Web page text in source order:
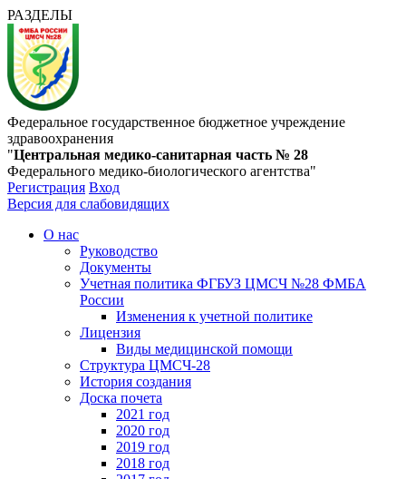
РАЗДЕЛЫ
Федеральное государственное бюджетное учреждение
здравоохранения
"Центральная медико-санитарная часть № 28
Федерального медико-биологического агентства"
Регистрация Вход
Версия для слабовидящих
О нас
Руководство
Документы
Учетная политика ФГБУЗ ЦМСЧ №28 ФМБА
России
Изменения к учетной политике
Лицензия
Виды медицинской помощи
Структура ЦМСЧ-28
История создания
Доска почета
2021 год
2020 год
2019 год
2018 год